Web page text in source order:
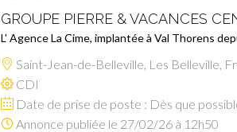
GROUPE PIERRE & VACANCES
L' Agence La Cime, implantée à Val Thorens
Saint-Jean-de-Belleville, Les Belleville,
CDI
Date de prise de poste : Dès que
Annonce publiée le 27/02/26 à 12h50